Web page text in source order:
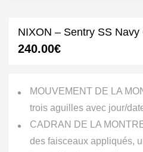
NIXON – Sentry SS Navy
240.00€
MOUVEMENT DE LA
trois aguilles avec jour/
CADRAN DE LA
des faisceaux appliqués,